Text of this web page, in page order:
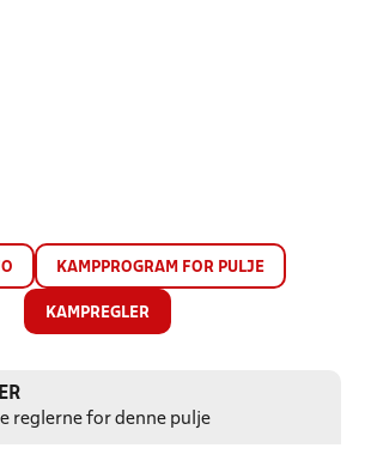
KAMPPROGRAM FOR PULJE
KAMPREGLER
reglerne for denne pulje